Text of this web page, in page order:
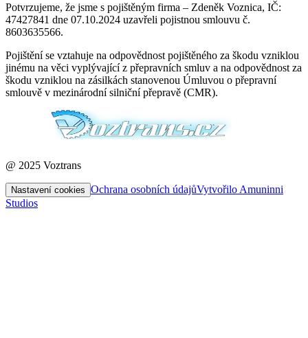
Potvrzujeme, že jsme s pojištěným firma – Zdeněk Voznica, IČ:
47427841 dne 07.10.2024 uzavřeli pojistnou smlouvu č.
8603635566.
Pojištění se vztahuje na odpovědnost pojištěného za škodu vzniklou
jinému na věci vyplývající z přepravních smluv a na odpovědnost za
škodu vzniklou na zásilkách stanovenou Úmluvou o přepravní
smlouvě v mezinárodní silniční přepravě (CMR).
@ 2025 Voztrans
Nastavení cookies Ochrana osobních údajůVytvořilo Amuninni
Studios